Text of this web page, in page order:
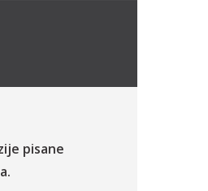
pisane